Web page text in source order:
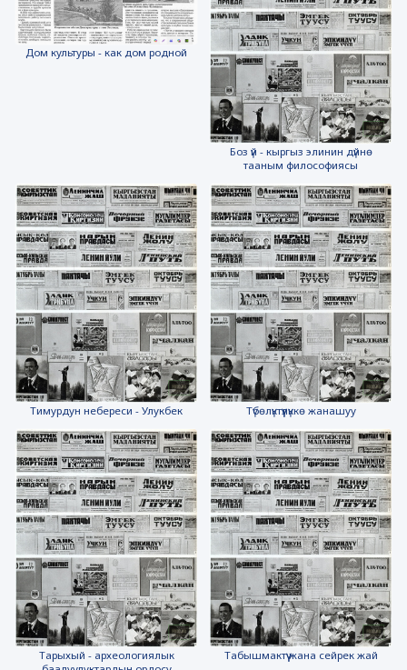
Дом культуры - как дом родной
Боз үй - кыргыз элинин дүйнө
тааным философиясы
Тимурдун небереси - Улукбек Түбөлүктүүлүккө жанашуу
Тарыхый - археологиялык
Табышмактүү жана сейрек жай